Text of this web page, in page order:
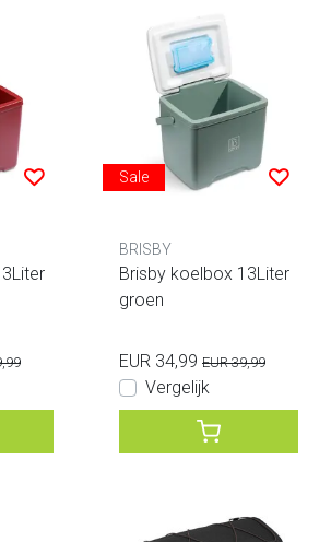
Sale
BRISBY
Brisby koelbox 13Liter
groen
EUR 34,99 EUR 39,99
Vergelijk